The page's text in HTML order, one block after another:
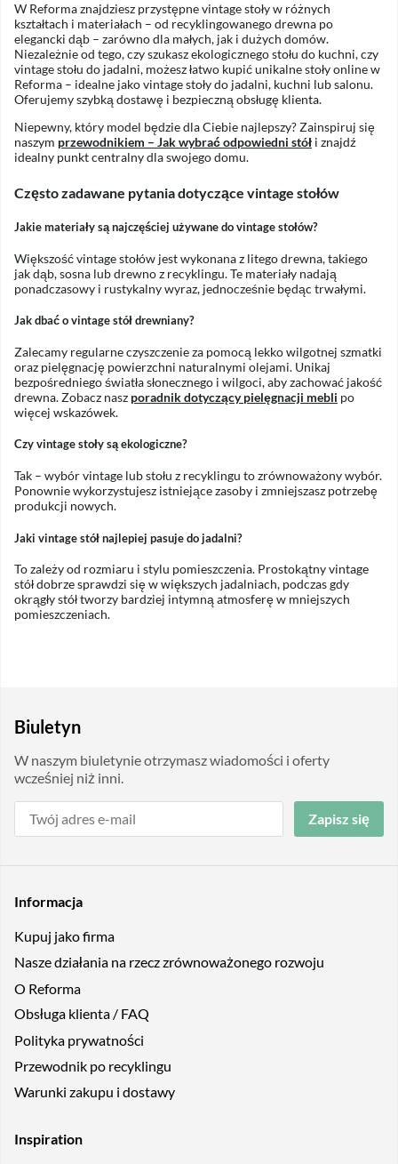
W Reforma znajdziesz przystępne vintage stoły w różnych
kształtach i materiałach – od recyklingowanego drewna po
elegancki dąb – zarówno dla małych, jak i dużych domów.
Niezależnie od tego, czy szukasz ekologicznego stołu do kuchni, czy
vintage stołu do jadalni, możesz łatwo kupić unikalne stoły online w
Reforma – idealne jako vintage stoły do jadalni, kuchni lub salonu.
Oferujemy szybką dostawę i bezpieczną obsługę klienta.
Niepewny, który model będzie dla Ciebie najlepszy? Zainspiruj się
naszym przewodnikiem – Jak wybrać odpowiedni stół i znajdź
idealny punkt centralny dla swojego domu.
Często zadawane pytania dotyczące vintage stołów
Jakie materiały są najczęściej używane do vintage stołów?
Większość vintage stołów jest wykonana z litego drewna, takiego
jak dąb, sosna lub drewno z recyklingu. Te materiały nadają
ponadczasowy i rustykalny wyraz, jednocześnie będąc trwałymi.
Jak dbać o vintage stół drewniany?
Zalecamy regularne czyszczenie za pomocą lekko wilgotnej szmatki
oraz pielęgnację powierzchni naturalnymi olejami. Unikaj
bezpośredniego światła słonecznego i wilgoci, aby zachować jakość
drewna. Zobacz nasz poradnik dotyczący pielęgnacji mebli po
więcej wskazówek.
Czy vintage stoły są ekologiczne?
Tak – wybór vintage lub stołu z recyklingu to zrównoważony wybór.
Ponownie wykorzystujesz istniejące zasoby i zmniejszasz potrzebę
produkcji nowych.
Jaki vintage stół najlepiej pasuje do jadalni?
To zależy od rozmiaru i stylu pomieszczenia. Prostokątny vintage
stół dobrze sprawdzi się w większych jadalniach, podczas gdy
okrągły stół tworzy bardziej intymną atmosferę w mniejszych
pomieszczeniach.
Biuletyn
W naszym biuletynie otrzymasz wiadomości i oferty
wcześniej niż inni.
Zapisz się
Informacja
Kupuj jako firma
Nasze działania na rzecz zrównoważonego rozwoju
O Reforma
Obsługa klienta / FAQ
Polityka prywatności
Przewodnik po recyklingu
Warunki zakupu i dostawy
Inspiration